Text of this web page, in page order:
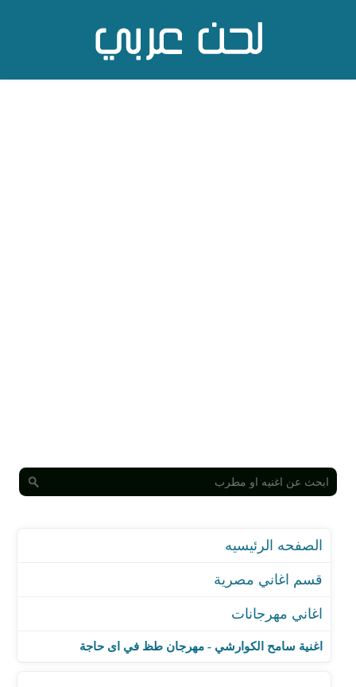
قسم اغاني مصرية
اغنية سامح الكوارشي - مهرجان طظ في اى حاجة
اغنية سامح الكوارشي - مهرجان طظ في اى حاجة
اغنية كاتي وحتحوت - مهرجان مش في بالي
اغنية فارس حميدة - مهرجان نو رومانتك